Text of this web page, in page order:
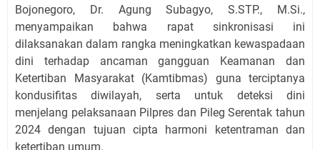
Bojonegoro, Dr. Agung Subagyo, S.STP., M.Si.,
menyampaikan bahwa rapat sinkronisasi ini
dilaksanakan dalam rangka meningkatkan kewaspadaan
dini terhadap ancaman gangguan Keamanan dan
Ketertiban Masyarakat (Kamtibmas) guna terciptanya
kondusifitas diwilayah, serta untuk deteksi dini
menjelang pelaksanaan Pilpres dan Pileg Serentak tahun
2024 dengan tujuan cipta harmoni ketentraman dan
ketertiban umum.